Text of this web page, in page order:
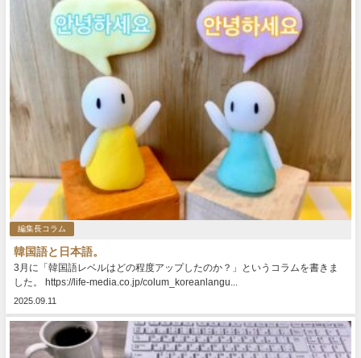
編集長コラム
韓国語と日本語。
3月に「韓国語レベルはどの程度アップしたのか？」というコラムを書きま
した。 https://life-media.co.jp/colum_koreanlangu...
2025.09.11